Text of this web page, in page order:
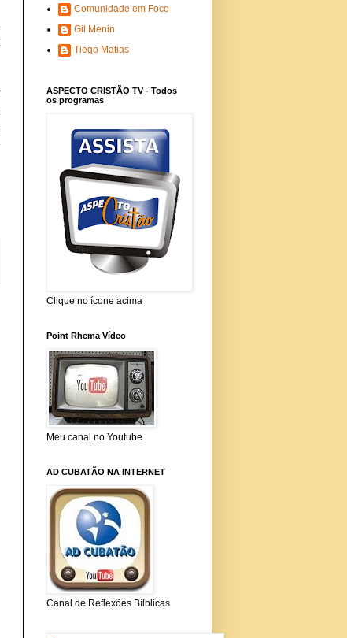
Comunidade em Foco
Gil Menin
Tiego Matias
ASPECTO CRISTÃO TV - Todos
os programas
Clique no ícone acima
Point Rhema Vídeo
Meu canal no Youtube
AD CUBATÃO NA INTERNET
Canal de Reflexões Bílblicas